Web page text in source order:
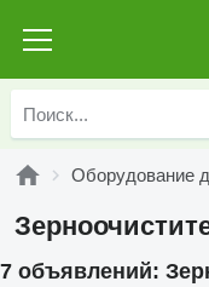
Оборудование
7 объявлений: